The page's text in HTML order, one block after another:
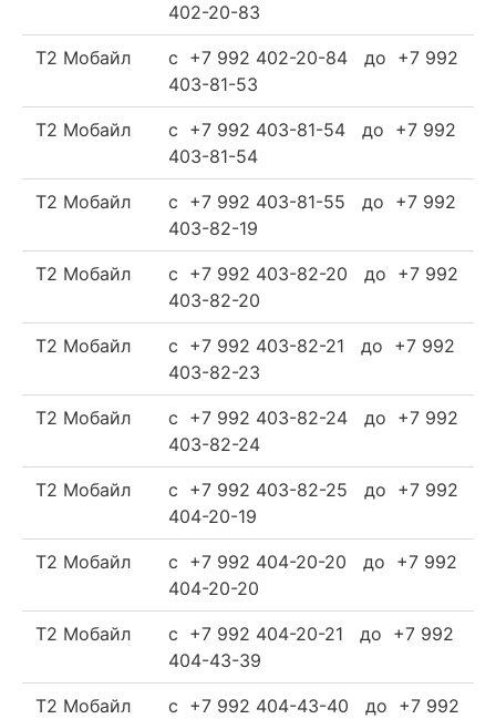
402-20-83
Т2 Мобайл
c +7 992 402-20-84 до +7 992
403-81-53
Т2 Мобайл
c +7 992 403-81-54 до +7 992
403-81-54
Т2 Мобайл
c +7 992 403-81-55 до +7 992
403-82-19
Т2 Мобайл
c +7 992 403-82-20 до +7 992
403-82-20
Т2 Мобайл
c +7 992 403-82-21 до +7 992
403-82-23
Т2 Мобайл
c +7 992 403-82-24 до +7 992
403-82-24
Т2 Мобайл
c +7 992 403-82-25 до +7 992
404-20-19
Т2 Мобайл
c +7 992 404-20-20 до +7 992
404-20-20
Т2 Мобайл
c +7 992 404-20-21 до +7 992
404-43-39
Т2 Мобайл
c +7 992 404-43-40 до +7 992